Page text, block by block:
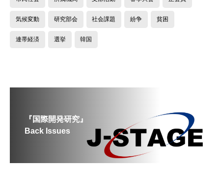
気候変動 研究部会 社会課題 紛争 貧困
連帯経済 選挙 韓国
『国際開発研究』
Back Issues